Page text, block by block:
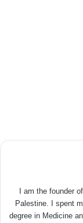
I am the founder
Palestine. I spent
degree in Medicine